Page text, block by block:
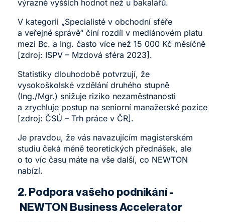
výrazně vyšších hodnot než u bakalářů.
V kategorii „Specialisté v obchodní sféře
a veřejné správě“ činí rozdíl v mediánovém platu
mezi Bc. a Ing. často více než 15 000 Kč měsíčně
[zdroj: ISPV – Mzdová sféra 2023].
Statistiky dlouhodobě potvrzují, že
vysokoškolské vzdělání druhého stupně
(Ing./Mgr.) snižuje riziko nezaměstnanosti
a zrychluje postup na seniorní manažerské pozice
[zdroj: ČSÚ – Trh práce v ČR].
Je pravdou, že vás navazujícím magisterském
studiu čeká méně teoretických přednášek, ale
o to víc času máte na vše další, co NEWTON
nabízí.
2. Podpora vašeho podnikání -
NEWTON Business Accelerator